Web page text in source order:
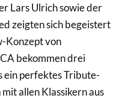
Lars Ulrich sowie der
zeigten sich begeistert
Konzept von
bekommen drei
ein perfektes Tribute-
allen Klassikern aus